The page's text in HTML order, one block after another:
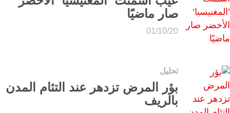
صار ماضيًا
01/10/20
تحليل
بؤر المرض تزدهر عند التئام المدن
بالريف